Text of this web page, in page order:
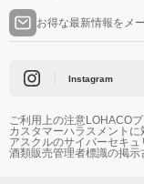
お得な最新情報をメ
Instagram
ご利用上の注意LOHACO
カスタマーハラスメント
アスクルのサイバーセキュ
酒類販売管理者標識の掲示